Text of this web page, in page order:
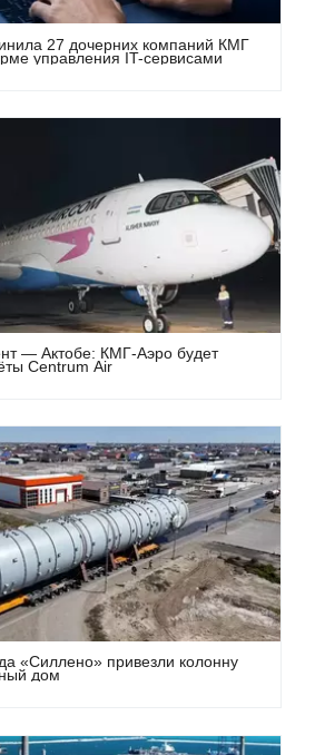
27 дочерних компаний КМГ
управления IT-сервисами
— Актобе: КМГ-Аэро будет
Centrum Air
«Силлено» привезли колонну
дом